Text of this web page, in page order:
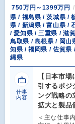
750万円～1399万円
県 / 福島県 / 茨城県 /
県 / 新潟県 / 富山県 /
/ 愛知県 / 三重県 / 滋
鳥取県 / 島根県 / 岡山
知県 / 福岡県 / 佐賀県
縄県
仕事
内容
【日本市
引するポジ
ング戦略の
拡大と製品
＜主な仕事